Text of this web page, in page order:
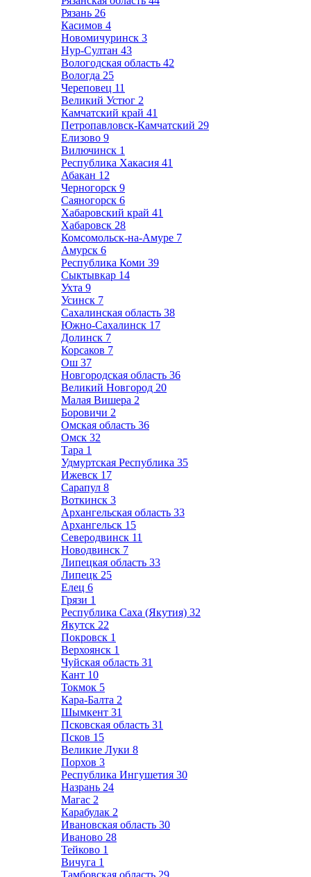
Рязань 26
Касимов 4
Новомичуринск 3
Нур-Султан 43
Вологодская область 42
Вологда 25
Череповец 11
Великий Устюг 2
Камчатский край 41
Петропавловск-Камчатский 29
Елизово 9
Вилючинск 1
Республика Хакасия 41
Абакан 12
Черногорск 9
Саяногорск 6
Хабаровский край 41
Хабаровск 28
Комсомольск-на-Амуре 7
Амурск 6
Республика Коми 39
Сыктывкар 14
Ухта 9
Усинск 7
Сахалинская область 38
Южно-Сахалинск 17
Долинск 7
Корсаков 7
Ош 37
Новгородская область 36
Великий Новгород 20
Малая Вишера 2
Боровичи 2
Омская область 36
Омск 32
Тара 1
Удмуртская Республика 35
Ижевск 17
Сарапул 8
Воткинск 3
Архангельская область 33
Архангельск 15
Северодвинск 11
Новодвинск 7
Липецкая область 33
Липецк 25
Елец 6
Грязи 1
Республика Саха (Якутия) 32
Якутск 22
Покровск 1
Верхоянск 1
Чуйская область 31
Кант 10
Токмок 5
Кара-Балта 2
Шымкент 31
Псковская область 31
Псков 15
Великие Луки 8
Порхов 3
Республика Ингушетия 30
Назрань 24
Магас 2
Карабулак 2
Ивановская область 30
Иваново 28
Тейково 1
Вичуга 1
Тамбовская область 29